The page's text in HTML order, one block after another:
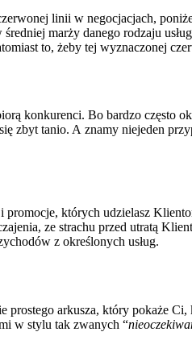
linii w negocjacjach,
marży danego rodzaju
to, żeby tej wyznaczonej
konkurenci. Bo bardzo często
zbyt tanio. A znamy niejeden
których udzielasz
ze strachu przed utratą
z określonych usług.
arkusza, który pokaże
w stylu tak zwanych “